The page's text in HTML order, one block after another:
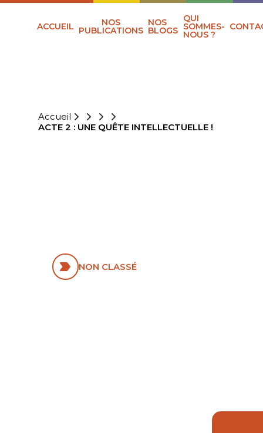
ACCUEIL NOS
PUBLICATIONS
NOS
BLOGS
QUI
SOMMES-
NOUS ?
Accueil
ACTE 2 : UNE QUÊTE INTELLECTUELLE !
NON CLASSÉ